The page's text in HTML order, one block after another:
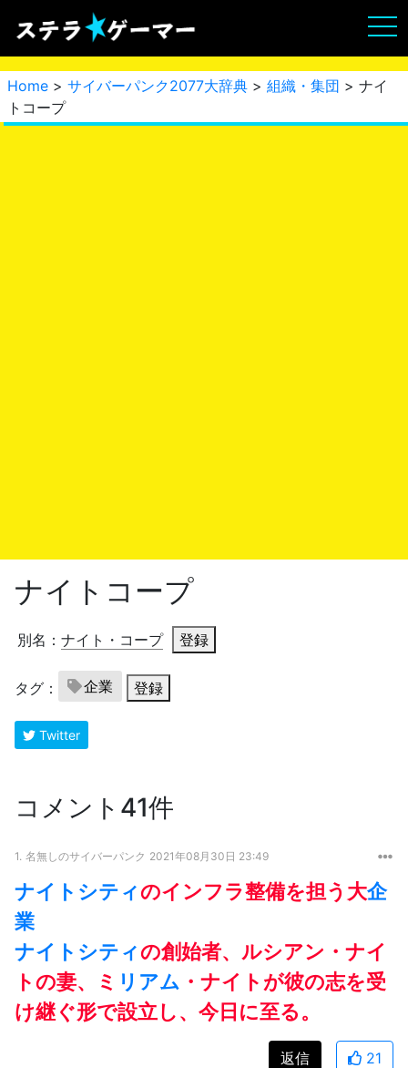
Home > サイバーパンク2077大辞典 > 組織・集団 > ナイ
トコープ
ナイトコープ
別名： ナイト・コープ 登録
タグ： 企業 登録
Twitter
コメント41件
1. 名無しのサイバーパンク 2021年08月30日 23:49
ナイトシティのインフラ整備を担う大企
業
ナイトシティの創始者、ルシアン・ナイ
トの妻、ミ リアム ・ナイトが彼の志を受
け継ぐ形で設立し、今日に至る。
返信 21